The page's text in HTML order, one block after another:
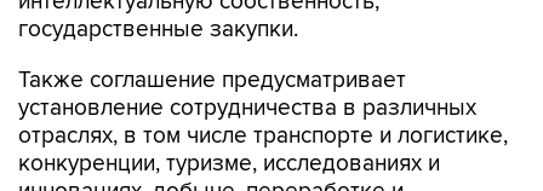
государственные закупки.
Также соглашение предусматривает
установление сотрудничества в различных
отраслях, в том числе транспорте и логистике,
конкуренции, туризме, исследованиях и